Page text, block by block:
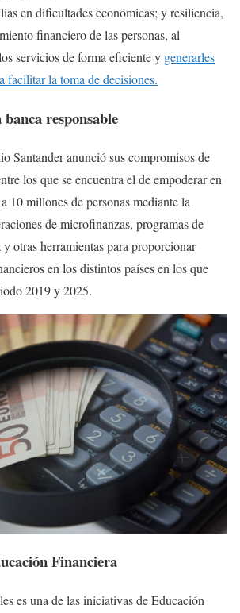
en dificultades económicas; y resiliencia,
financiero de las personas, al
servicios de forma eficiente y generarles
facilitar la toma de decisiones.
responsable
Santander anunció sus compromisos de
los que se encuentra el de empoderar en
10 millones de personas mediante la
de microfinanzas, programas de
otras herramientas para proporcionar
en los distintos países en los que
2019 y 2025.
Financiera
es una de las iniciativas de Educación